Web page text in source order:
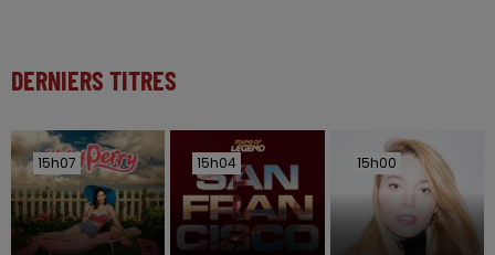
DERNIERS TITRES
15h07
15h07 15h04
15h04 15h00
15h00